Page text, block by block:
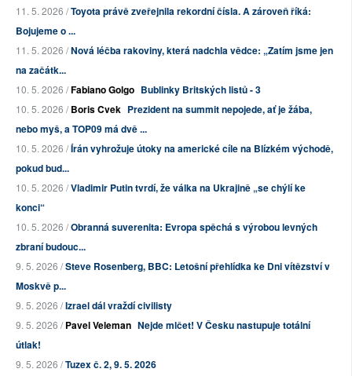
11. 5. 2026 /Toyota právě zveřejnila rekordní čísla. A zároveň říká:
Bojujeme o ...
11. 5. 2026 /Nová léčba rakoviny, která nadchla vědce: „Zatím jsme jen
na začátk...
10. 5. 2026 /Fabiano Golgo Bublinky Britských listů - 3
10. 5. 2026 /Boris Cvek Prezident na summit nepojede, ať je žába,
nebo myš, a TOP09 má dvě ...
10. 5. 2026 /Írán vyhrožuje útoky na americké cíle na Blízkém východě,
pokud bud...
10. 5. 2026 /Vladimir Putin tvrdí, že válka na Ukrajině „se chýlí ke
konci“
10. 5. 2026 /Obranná suverenita: Evropa spěchá s výrobou levných
zbraní budouc...
9. 5. 2026 /Steve Rosenberg, BBC: Letošní přehlídka ke Dni vítězství v
Moskvě p...
9. 5. 2026 /Izrael dál vraždí civilisty
9. 5. 2026 /Pavel Veleman Nejde mlčet! V Česku nastupuje totální
útlak!
9. 5. 2026 /Tuzex č. 2, 9. 5. 2026